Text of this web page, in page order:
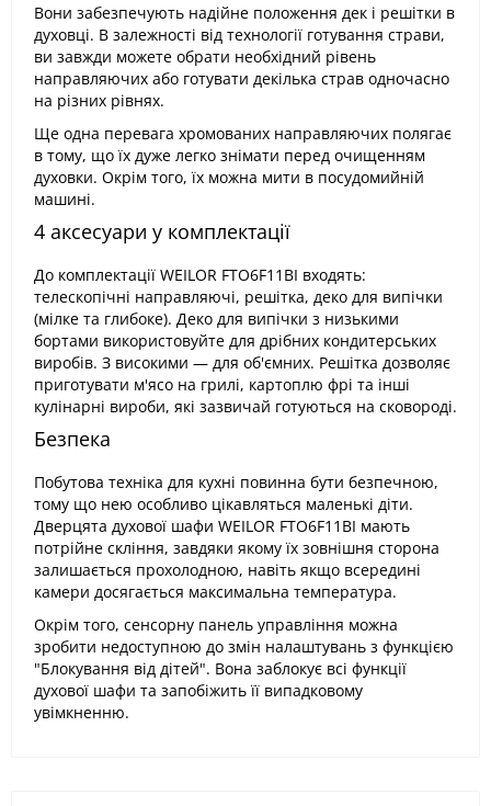
Вони забезпечують надійне положення дек і решітки в
духовці. В залежності від технології готування страви,
ви завжди можете обрати необхідний рівень
направляючих або готувати декілька страв одночасно
на різних рівнях.
Ще одна перевага хромованих направляючих полягає
в тому, що їх дуже легко знімати перед очищенням
духовки. Окрім того, їх можна мити в посудомийній
машині.
4 аксесуари у комплектації
До комплектації WEILOR FTO6F11BI входять:
телескопічні направляючі, решітка, деко для випічки
(мілке та глибоке). Деко для випічки з низькими
бортами використовуйте для дрібних кондитерських
виробів. З високими — для об'ємних. Решітка дозволяє
приготувати м'ясо на грилі, картоплю фрі та інші
кулінарні вироби, які зазвичай готуються на сковороді.
Безпека
Побутова техніка для кухні повинна бути безпечною,
тому що нею особливо цікавляться маленькі діти.
Дверцята духової шафи WEILOR FTO6F11BI мають
потрійне скління, завдяки якому їх зовнішня сторона
залишається прохолодною, навіть якщо всередині
камери досягається максимальна температура.
Окрім того, сенсорну панель управління можна
зробити недоступною до змін налаштувань з функцією
"Блокування від дітей". Вона заблокує всі функції
духової шафи та запобіжить її випадковому
увімкненню.